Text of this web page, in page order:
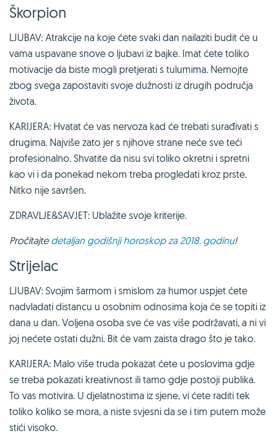
Škorpion
LJUBAV: Atrakcije na koje ćete svaki dan nailaziti budit će u
vama uspavane snove o ljubavi iz bajke. Imat ćete toliko
motivacije da biste mogli pretjerati s tulumima. Nemojte
zbog svega zapostaviti svoje dužnosti iz drugih područja
života.
KARIJERA: Hvatat će vas nervoza kad će trebati surađivati s
drugima. Najviše zato jer s njihove strane neće sve teći
profesionalno. Shvatite da nisu svi toliko okretni i spretni
kao vi i da ponekad nekom treba progledati kroz prste.
Nitko nije savršen.
ZDRAVLJE&SAVJET: Ublažite svoje kriterije.
Pročitajte detaljan godišnji horoskop za 2018. godinu!
Strijelac
LJUBAV: Svojim šarmom i smislom za humor uspjet ćete
nadvladati distancu u osobnim odnosima koja će se topiti iz
dana u dan. Voljena osoba sve će vas više podržavati, a ni vi
joj nećete ostati dužni. Bit će vam zaista drago što je tako.
KARIJERA: Malo više truda pokazat ćete u poslovima gdje
se treba pokazati kreativnost ili tamo gdje postoji publika.
To vas motivira. U djelatnostima iz sjene, vi ćete raditi tek
toliko koliko se mora, a niste svjesni da se i tim putem može
stići visoko.